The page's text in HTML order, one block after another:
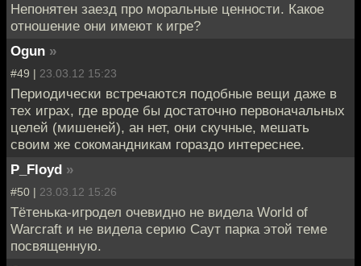
Непонятен заезд про моральные ценности. Какое
отношение они имеют к игре?
Ogun »
#49 | 23.03.12 15:23
Периодически встречаются подобные вещи даже в
тех играх, где вроде бы достаточно первоначальных
целей (мишеней), ан нет, они скучные, мешать
своим же сокомандникам гораздо интереснее.
P_Floyd »
#50 | 23.03.12 15:26
Тётенька-игродел очевидно не видела World of
Warcraft и не видела серию Саут парка этой теме
посвященную.